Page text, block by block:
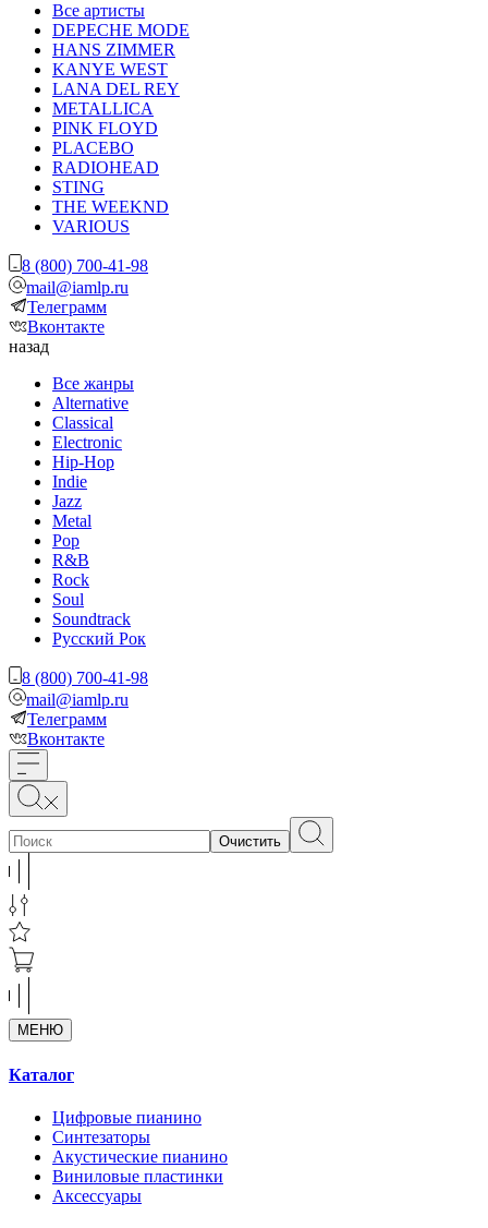
Все артисты
DEPECHE MODE
HANS ZIMMER
KANYE WEST
LANA DEL REY
METALLICA
PINK FLOYD
PLACEBO
RADIOHEAD
STING
THE WEEKND
VARIOUS
8 (800) 700-41-98
mail@iamlp.ru
Телеграмм
Вконтакте
назад
Все жанры
Alternative
Classical
Electronic
Hip-Hop
Indie
Jazz
Metal
Pop
R&B
Rock
Soul
Soundtrack
Русский Рок
8 (800) 700-41-98
mail@iamlp.ru
Телеграмм
Вконтакте
Очистить
МЕНЮ
Каталог
Цифровые пианино
Синтезаторы
Акустические пианино
Виниловые пластинки
Аксессуары